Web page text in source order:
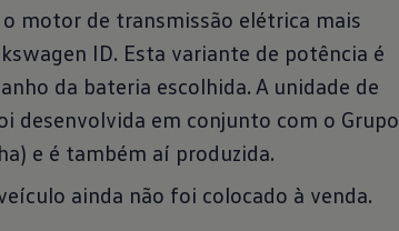
motor de transmissão elétrica mais
ID. Esta variante de potência é
da bateria escolhida. A unidade de
desenvolvida em conjunto com o Grupo
e é também aí produzida.
ainda não foi colocado à venda.